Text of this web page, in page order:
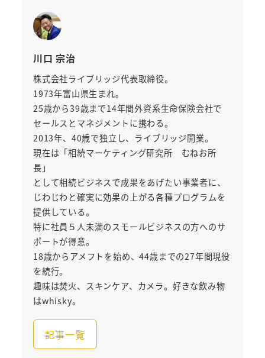
川口 宗治
株式会社ライブリッジ代表取締役。
1973年富山県生まれ。
25歳から39歳まで14年間外資系生命保険会社で
セールスとマネジメントに携わる。
2013年、40歳で独立し、ライブリッジ開業。
現在は「相続マーケティング研究所 むねお所
長」
として相続ビジネスで成果をあげたい事業者に、
じわじわと確実に効果の上がる各種プログラムを
提供している。
特に社員５人未満のスモールビジネスの方へのサ
ポートが得意。
18歳からアメフトを始め、44歳までの27年間現役
を続行。
趣味は焚火、スキンケア、カメラ。好きな飲み物
はwhisky。
記事一覧